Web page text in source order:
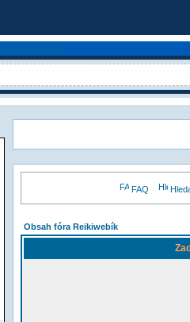
FAQ
Obsah fóra Reikiwebík